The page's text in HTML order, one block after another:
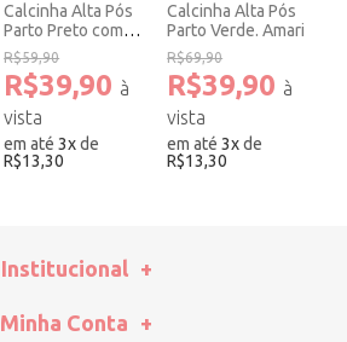
Calcinha Alta Pós
Parto Preto com
Ouro Rosê. Amari
R$59,90
R$39,90
em até3xde
R$13,30
Calcinha Alta Pós
Parto Verde. Amari
R$69,90
R$39,90
em até3xde
R$13,30
Institucional
Minha Conta